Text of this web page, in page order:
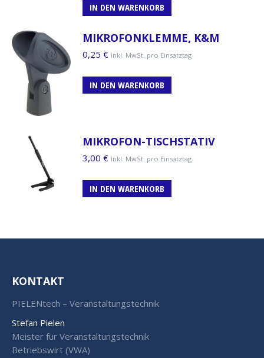
IN DEN WARENKORB
MIKROFONKLEMME, K&M
0,25 € inkl. MwSt. pro Einsatztag
IN DEN WARENKORB
MIKROFON-TISCHSTATIV
3,00 € inkl. MwSt. pro Einsatztag
IN DEN WARENKORB
KONTAKT
PIELENtech – Veranstaltungstechnik
Stefan Pielen
Meister für Veranstaltungstechnik
Betriebswirt (VWA)